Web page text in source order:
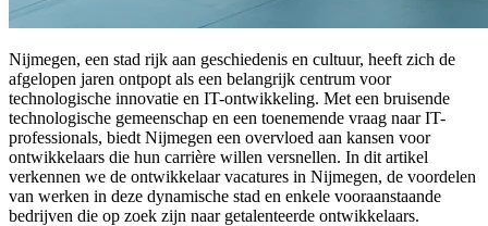
Nijmegen, een stad rijk aan geschiedenis en cultuur, heeft zich de
afgelopen jaren ontpopt als een belangrijk centrum voor
technologische innovatie en IT-ontwikkeling. Met een bruisende
technologische gemeenschap en een toenemende vraag naar IT-
professionals, biedt Nijmegen een overvloed aan kansen voor
ontwikkelaars die hun carrière willen versnellen. In dit artikel
verkennen we de ontwikkelaar vacatures in Nijmegen, de voordelen
van werken in deze dynamische stad en enkele vooraanstaande
bedrijven die op zoek zijn naar getalenteerde ontwikkelaars.